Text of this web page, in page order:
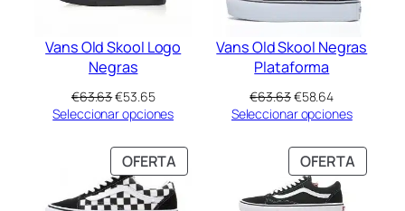
Vans Old Skool Logo
Negras
€63.63El
precio
era:
€63.63.
€53.65El
precio
es:
€53.65.
Seleccionar opciones
Vans Old Skool Negras
Plataforma
€63.63El
precio
era:
€63.63.
€58.64El
precio
es:
€58.64.
Seleccionar opciones
OFERTA
EN
OFERTA
OFERTA
EN